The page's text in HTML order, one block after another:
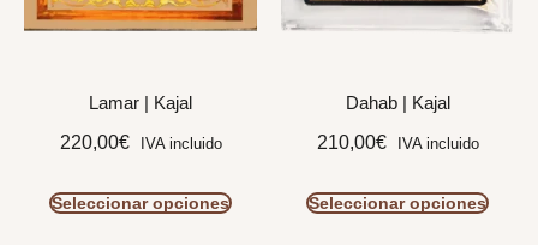
Lamar | Kajal
220,00€ IVA incluido
Seleccionar opciones
Dahab | Kajal
210,00€ IVA incluido
Seleccionar opciones